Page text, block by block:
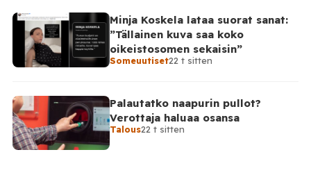
Minja Koskela lataa suorat sanat:
”Tällainen kuva saa koko
oikeistosomen sekaisin”
Someuutiset22 t sitten
Palautatko naapurin pullot?
Verottaja haluaa osansa
Talous22 t sitten